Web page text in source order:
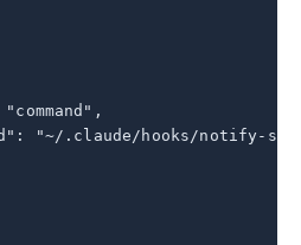
"~/.claude/hooks/notify-